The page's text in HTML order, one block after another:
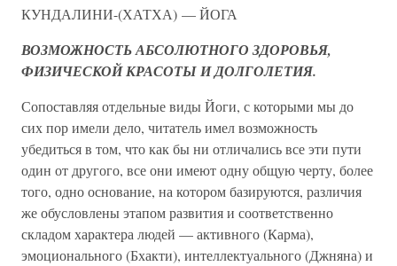
КУНДАЛИНИ-(ХАТХА) — ЙОГА
ВОЗМОЖНОСТЬ АБСОЛЮТНОГО ЗДОРОВЬЯ,
ФИЗИЧЕСКОЙ КРАСОТЫ И ДОЛГОЛЕТИЯ.
Сопоставляя отдельные виды Йоги, с которыми мы до
сих пор имели дело, читатель имел возможность
убедиться в том, что как бы ни отличались все эти пути
один от другого, все они имеют одну общую черту, более
того, одно основание, на котором базируются, различия
же обусловлены этапом развития и соответственно
складом характера людей — активного (Карма),
эмоционального (Бхакти), интеллектуального (Джняна) и